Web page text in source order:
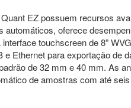
EZ possuem recursos
oferece
touchscreen de 8”
Ethernet para exportação
de 32 mm e 40 mm. As
de amostras com até